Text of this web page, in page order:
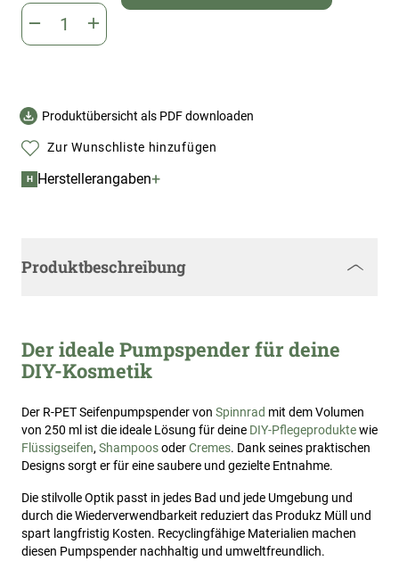
Produktübersicht als PDF downloaden
Zur Wunschliste hinzufügen
H Herstellerangaben+
Produktbeschreibung
Der ideale Pumpspender für deine
DIY-Kosmetik
Der R-PET Seifenpumpspender von Spinnrad mit dem Volumen
von 250 ml ist die ideale Lösung für deine DIY-Pflegeproduktewie
Flüssigseifen,ShampoosoderCremes. Dank seines praktischen
Designs sorgt er für eine saubere und gezielte Entnahme.
Die stilvolle Optik passt in jedes Bad und jede Umgebung und
durch die Wiederverwendbarkeit reduziert das Produkz Müll und
spart langfristig Kosten. Recyclingfähige Materialien machen
diesen Pumpspender nachhaltig und umweltfreundlich.